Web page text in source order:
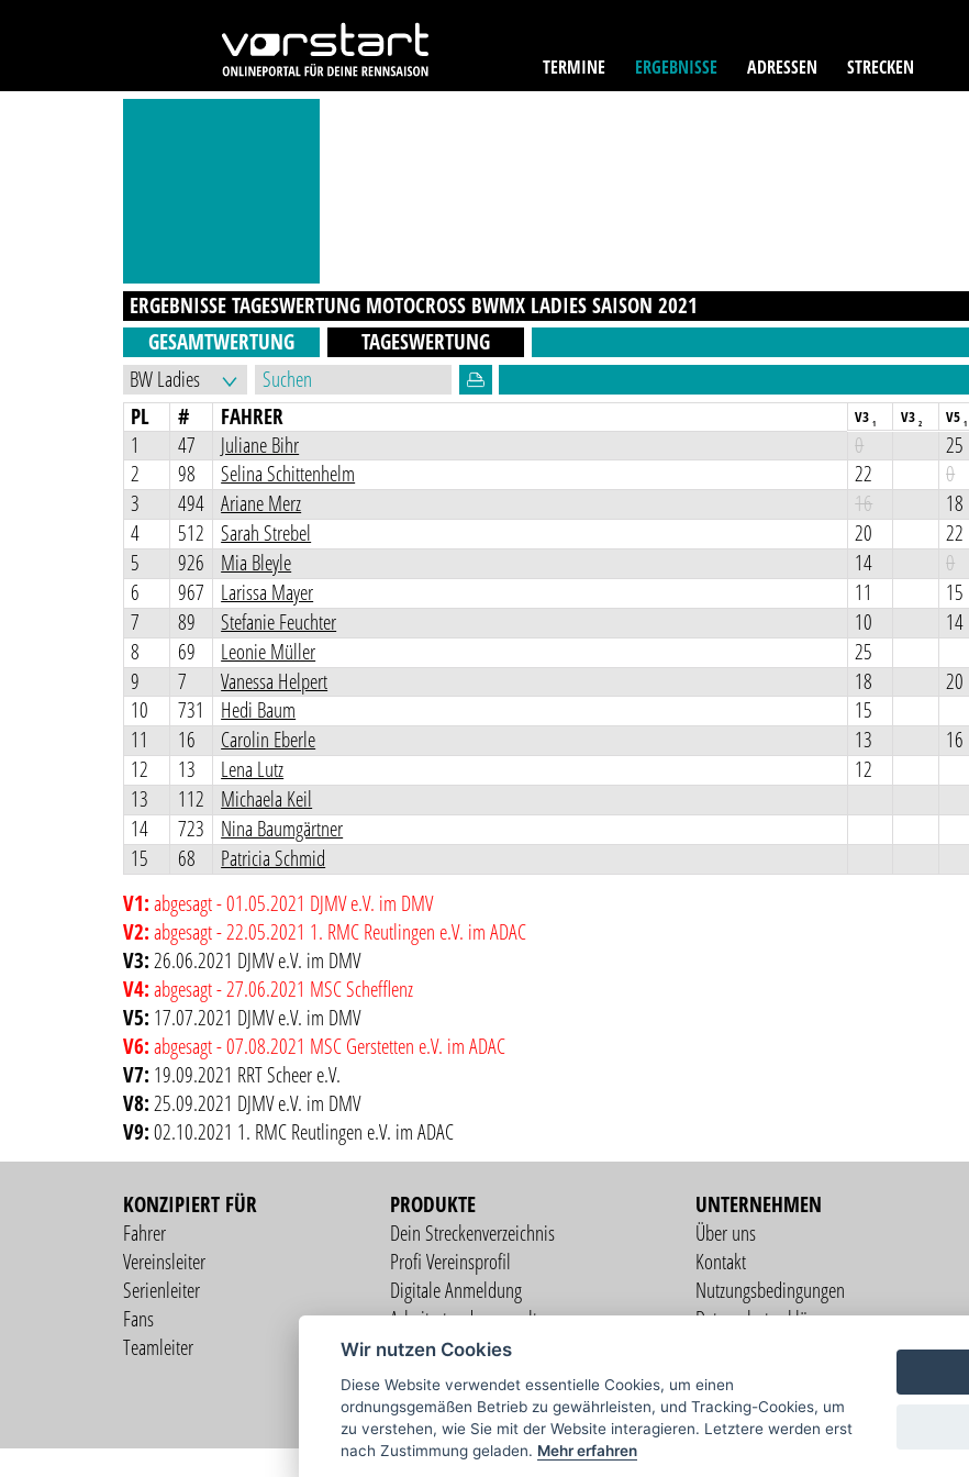
TERMINE ERGEBNISSE ADRESSEN STRECKEN
ERGEBNISSE TAGESWERTUNG MOTOCROSS BWMX LADIESSAISON2021
GESAMTWERTUNG
TAGESWERTUNG
PL
# FAHRER V3 1 V3 2 V5 1
1
47 Juliane Bihr 0 25
2
98 Selina Schittenhelm 22 0
3
494 Ariane Merz 16 18
4
512 Sarah Strebel 20 22
5
926 Mia Bleyle 14 0
6
967 Larissa Mayer 11 15
7
89 Stefanie Feuchter 10 14
8
69 Leonie Müller 25
9
7 Vanessa Helpert 18 20
10
731 Hedi Baum 15
11
16 Carolin Eberle 13 16
12
13 Lena Lutz 12
13
112 Michaela Keil
14
723 Nina Baumgärtner
15
68 Patricia Schmid
V1:abgesagt - 01.05.2021 DJMV e.V. im DMV
V2:abgesagt - 22.05.2021 1. RMC Reutlingen e.V. im ADAC
V3:26.06.2021 DJMV e.V. im DMV
V4:abgesagt - 27.06.2021 MSC Schefflenz
V5: 17.07.2021 DJMV e.V. im DMV
V6:abgesagt - 07.08.2021 MSC Gerstetten e.V. im ADAC
V7: 19.09.2021 RRT Scheer e.V.
V8:25.09.2021 DJMV e.V. im DMV
V9:02.10.2021 1. RMC Reutlingen e.V. im ADAC
KONZIPIERT FÜR
Fahrer
Vereinsleiter
Serienleiter
Fans
Teamleiter
PRODUKTE
Dein Streckenverzeichnis
Profi Vereinsprofil
Digitale Anmeldung
Arbeitsstundenverwaltung
Mitgliederverwaltung
Live Übertragung
Profi Fahrerprofil
UNTERNEHMEN
Über uns
Kontakt
Nutzungsbedingungen
Datenschutzerklärung
Wir nutzen Cookies
Diese Website verwendet essentielle Cookies, um einen
ordnungsgemäßen Betrieb zu gewährleisten, und Tracking-Cookies, um
zu verstehen, wie Sie mit der Website interagieren. Letztere werden erst
nach Zustimmung geladen. Mehr erfahren